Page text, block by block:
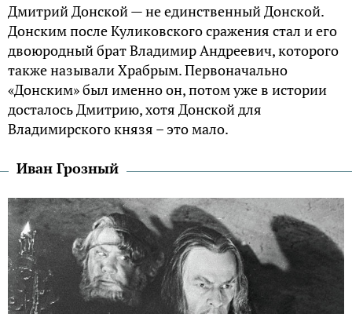
Дмитрий Донской — не единственный Донской.
Донским после Куликовского сражения стал и его
двоюродный брат Владимир Андреевич, которого
также называли Храбрым. Первоначально
«Донским» был именно он, потом уже в истории
досталось Дмитрию, хотя Донской для
Владимирского князя – это мало.
Иван Грозный